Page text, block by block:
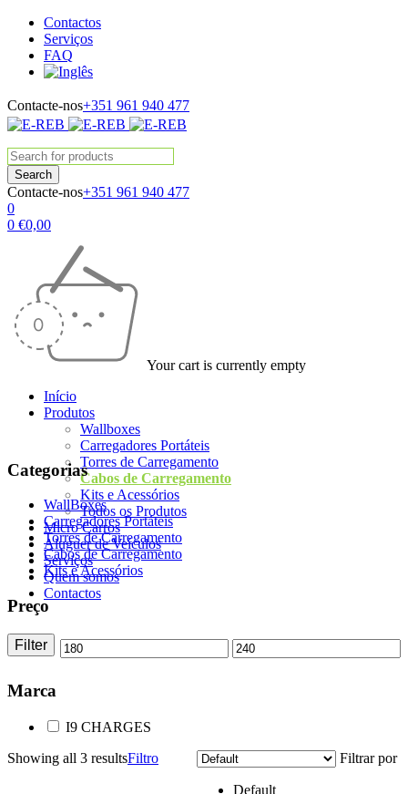
Contactos
Serviços
FAQ
Contacte-nos+351 961 940 477
Contacte-nos+351 961 940 477
0
0 €0,00
Your cart is currently empty
Início
Produtos
Wallboxes
Carregadores Portáteis
Torres de Carregamento
Cabos de Carregamento
Kits e Acessórios
Todos os Produtos
Micro Carros
Aluguer de Veículos
Serviços
Quem somos
Contactos
Categorias
WallBoxes
Carregadores Portáteis
Torres de Carregamento
Cabos de Carregamento
Kits e Acessórios
Preço
Min Max
Filter
Marca
I9 CHARGES
Showing all 3 results
Filtrar por
Default
Filtro